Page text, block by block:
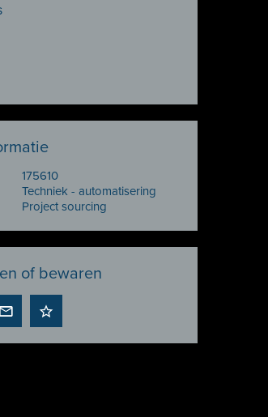
175610
Techniek - automatisering
Project sourcing
of bewaren